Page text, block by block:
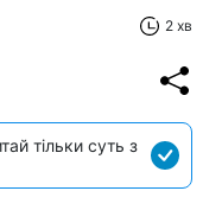
2 хв
тільки суть з